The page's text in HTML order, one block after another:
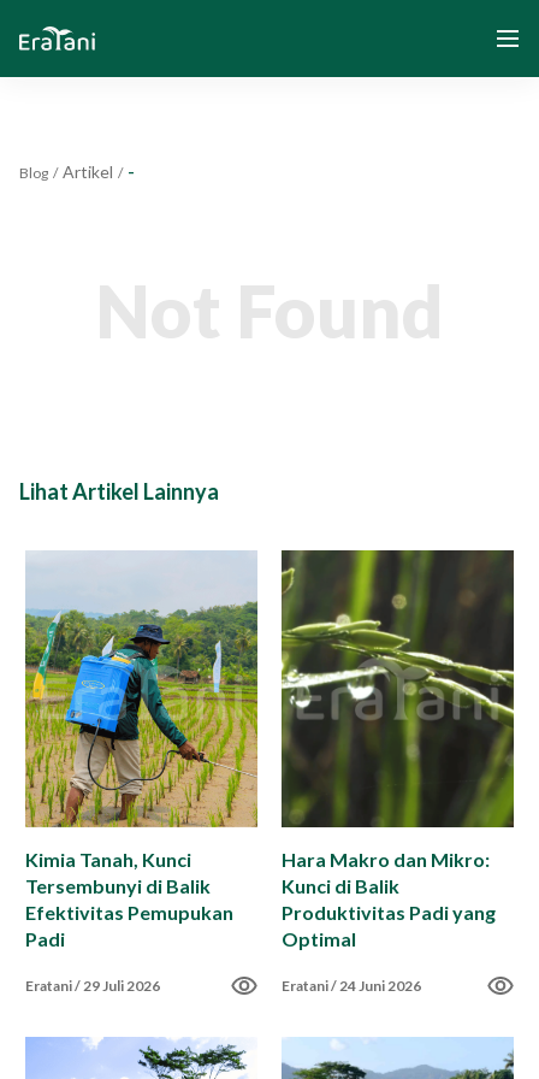
Solusi
Impact Report
Karir
ID
Blog / Artikel / -
Not Found
Lihat Artikel Lainnya
Kimia Tanah, Kunci
Tersembunyi di Balik
Efektivitas Pemupukan
Padi
Eratani/29 Juli 2026
Hara Makro dan Mikro:
Kunci di Balik
Produktivitas Padi yang
Optimal
Eratani/24 Juni 2026